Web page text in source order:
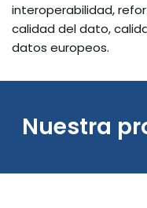
interoperabilidad,
calidad del dato,
datos europeos.
Nuestra